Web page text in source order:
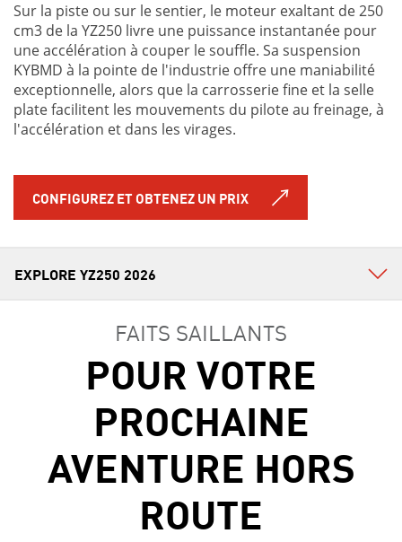
Sur la piste ou sur le sentier, le moteur exaltant de 250
cm3 de la YZ250 livre une puissance instantanée pour
une accélération à couper le souffle. Sa suspension
KYBMD à la pointe de l'industrie offre une maniabilité
exceptionnelle, alors que la carrosserie fine et la selle
plate facilitent les mouvements du pilote au freinage, à
l'accélération et dans les virages.
CONFIGUREZ ET OBTENEZ UN PRIX
FAITS SAILLANTS
POUR VOTRE
PROCHAINE
AVENTURE HORS
ROUTE